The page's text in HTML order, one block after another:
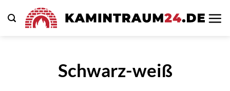
Inhalt
Schwarz-weiß